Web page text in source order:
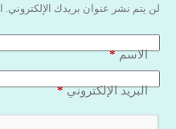
لن يتم نشر عنوان بريدك الإلكتروني.
الاسم*
البريد الإلكتروني*